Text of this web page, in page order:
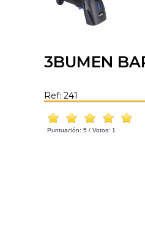
3BUMEN
Ref: 241
Puntuación: 5 / Votos: 1